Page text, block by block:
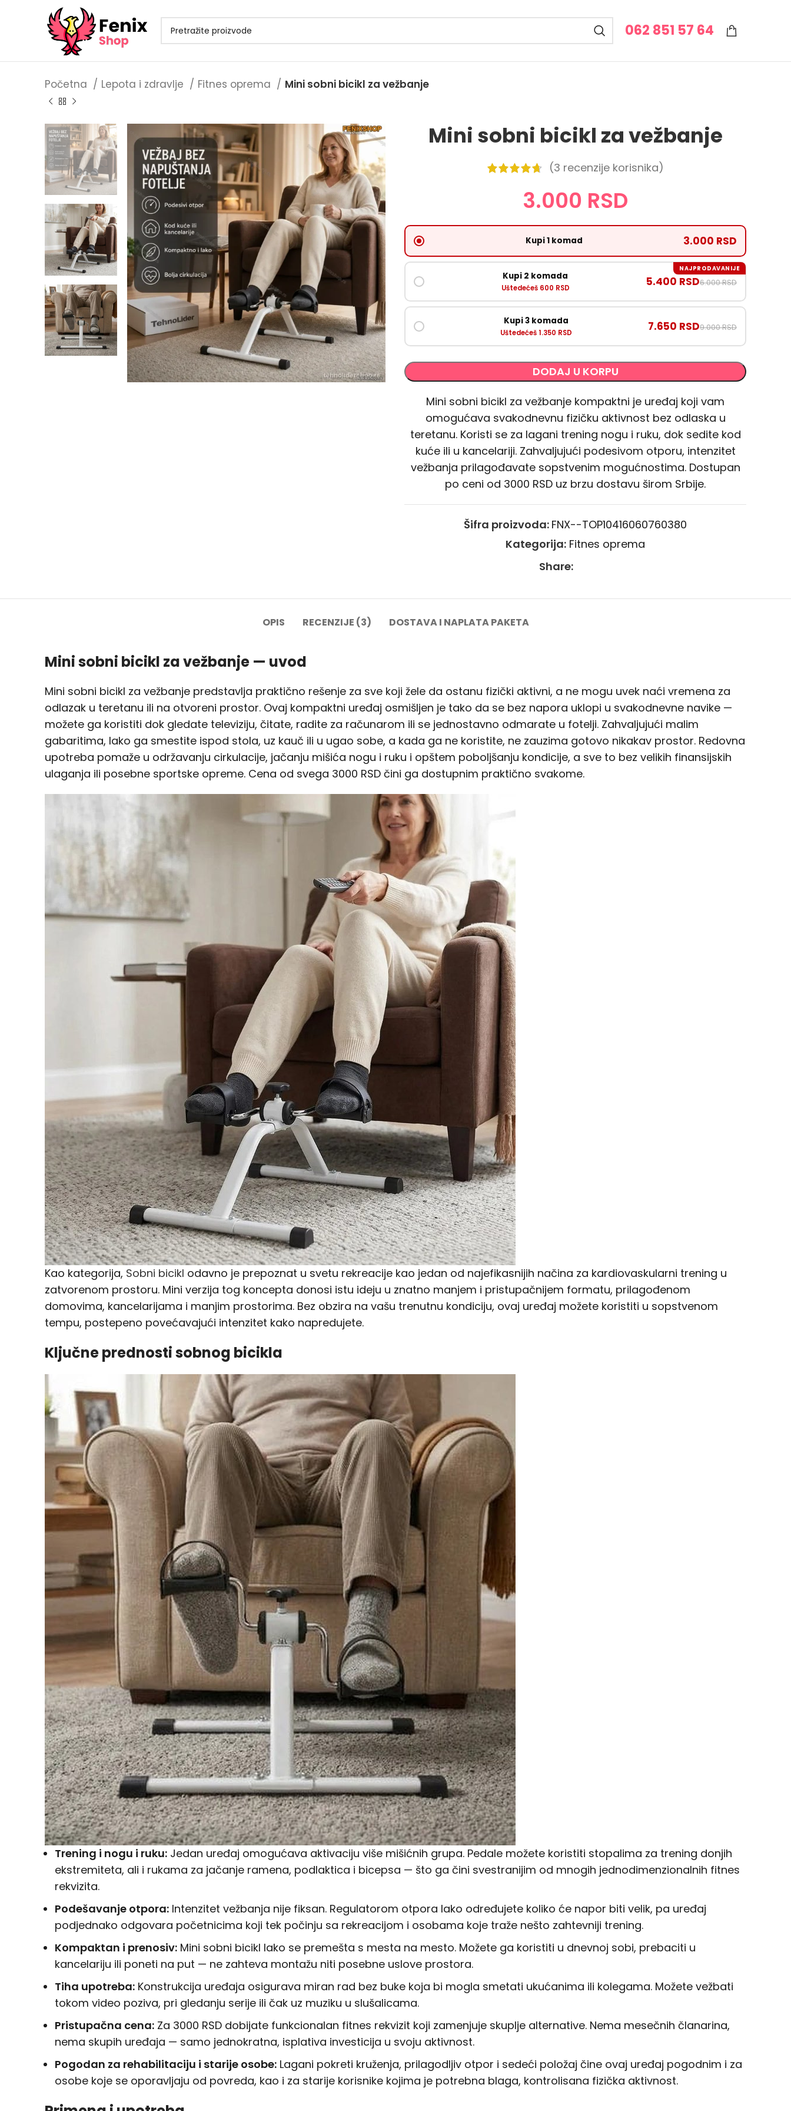
062 851 57 64
Početna Lepota i zdravlje Fitnes oprema Mini sobni bicikl za vežbanje
Mini sobni bicikl za vežbanje
(3 recenzije korisnika)
3.000 RSD
Kupi 1 komad 3.000 RSD
Kupi 2 komada
Uštedećeš 600 RSD 5.400 RSD6.000 RSD
NAJPRODAVANIJE
Kupi 3 komada
Uštedećeš 1.350 RSD 7.650 RSD9.000 RSD
DODAJ U KORPU
Mini sobni bicikl za vežbanje kompaktni je uređaj koji vam
omogućava svakodnevnu fizičku aktivnost bez odlaska u
teretanu. Koristi se za lagani trening nogu i ruku, dok sedite kod
kuće ili u kancelariji. Zahvaljujući podesivom otporu, intenzitet
vežbanja prilagođavate sopstvenim mogućnostima. Dostupan
po ceni od 3000 RSD uz brzu dostavu širom Srbije.
Šifra proizvoda: FNX--TOP10416060760380
Kategorija: Fitnes oprema
Share:
OPIS RECENZIJE (3) DOSTAVA I NAPLATA PAKETA
Mini sobni bicikl za vežbanje — uvod
Mini sobni bicikl za vežbanje predstavlja praktično rešenje za sve koji žele da ostanu fizički aktivni, a ne mogu uvek naći vremena za
odlazak u teretanu ili na otvoreni prostor. Ovaj kompaktni uređaj osmišljen je tako da se bez napora uklopi u svakodnevne navike —
možete ga koristiti dok gledate televiziju, čitate, radite za računarom ili se jednostavno odmarate u fotelji. Zahvaljujući malim
gabaritima, lako ga smestite ispod stola, uz kauč ili u ugao sobe, a kada ga ne koristite, ne zauzima gotovo nikakav prostor. Redovna
upotreba pomaže u održavanju cirkulacije, jačanju mišića nogu i ruku i opštem poboljšanju kondicije, a sve to bez velikih finansijskih
ulaganja ili posebne sportske opreme. Cena od svega 3000 RSD čini ga dostupnim praktično svakome.
Kao kategorija, Sobni bicikl odavno je prepoznat u svetu rekreacije kao jedan od najefikasnijih načina za kardiovaskularni trening u
zatvorenom prostoru. Mini verzija tog koncepta donosi istu ideju u znatno manjem i pristupačnijem formatu, prilagođenom
domovima, kancelarijama i manjim prostorima. Bez obzira na vašu trenutnu kondiciju, ovaj uređaj možete koristiti u sopstvenom
tempu, postepeno povećavajući intenzitet kako napredujete.
Ključne prednosti sobnog bicikla
Trening i nogu i ruku: Jedan uređaj omogućava aktivaciju više mišićnih grupa. Pedale možete koristiti stopalima za trening donjih
ekstremiteta, ali i rukama za jačanje ramena, podlaktica i bicepsa — što ga čini svestranijim od mnogih jednodimenzionalnih fitnes
rekvizita.
Podešavanje otpora: Intenzitet vežbanja nije fiksan. Regulatorom otpora lako određujete koliko će napor biti velik, pa uređaj
podjednako odgovara početnicima koji tek počinju sa rekreacijom i osobama koje traže nešto zahtevniji trening.
Kompaktan i prenosiv: Mini sobni bicikl lako se premešta s mesta na mesto. Možete ga koristiti u dnevnoj sobi, prebaciti u
kancelariju ili poneti na put — ne zahteva montažu niti posebne uslove prostora.
Tiha upotreba: Konstrukcija uređaja osigurava miran rad bez buke koja bi mogla smetati ukućanima ili kolegama. Možete vežbati
tokom video poziva, pri gledanju serije ili čak uz muziku u slušalicama.
Pristupačna cena: Za 3000 RSD dobijate funkcionalan fitnes rekvizit koji zamenjuje skuplje alternative. Nema mesečnih članarina,
nema skupih uređaja — samo jednokratna, isplativa investicija u svoju aktivnost.
Pogodan za rehabilitaciju i starije osobe: Lagani pokreti kruženja, prilagodljiv otpor i sedeći položaj čine ovaj uređaj pogodnim i za
osobe koje se oporavljaju od povreda, kao i za starije korisnike kojima je potrebna blaga, kontrolisana fizička aktivnost.